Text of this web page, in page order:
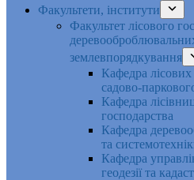
Факультети, інститути
Факультет лісового
землевпорядкування
Кафедра лісових
садово-
Кафедра
господарства
Кафедра
та
Кафедра
геодезії та